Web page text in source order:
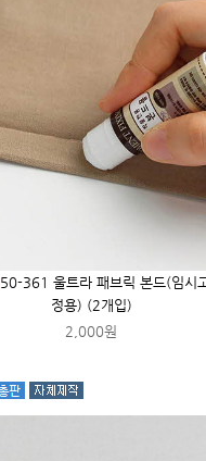
50-361 울트라 패브릭 본드(임시
정용) (2개입)
2,000원